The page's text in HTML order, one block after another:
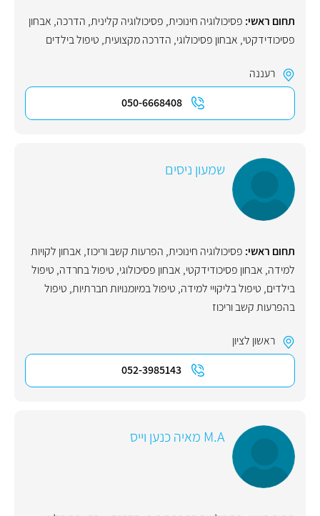
תחום ראשי: פסיכולוגיה חינוכית, פסיכולוגיה קלינית, הדרכה, אבחון
פסיכודידקטי, אבחון פסיכולוגי, הדרכה מקצועית, טיפול בילדים
רעננה
050-6668408
שמעון ניסים
תחום ראשי: פסיכולוגיה חינוכית, הפרעות קשב וריכוז, אבחון לקויות
למידה, אבחון פסיכודידקטי, אבחון פסיכולוגי, טיפול בחרדה, טיפול
בילדים, טיפול בליקויי למידה, טיפול במיומנויות חברתיות, טיפול
בהפרעות קשב וריכוז
ראשון לציון
052-3985143
M.A מאיה כנען וייס